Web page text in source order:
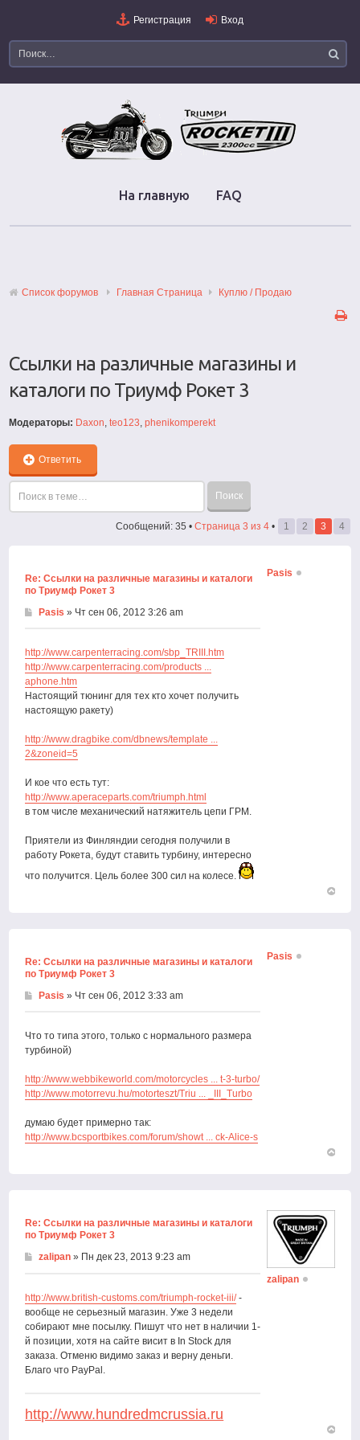
Регистрация Вход
На главную FAQ
Список форумов Главная Страница Куплю / Продаю
Ссылки на различные магазины и
каталоги по Триумф Рокет 3
Модераторы: Daxon,teo123,phenikomperekt
Ответить
Сообщений: 35 • Страница 3 из 4• 1 2 3 4
Re: Ссылки на различные магазины и каталоги
по Триумф Рокет 3
Pasis » Чт сен 06, 2012 3:26 am
http://www.carpenterracing.com/sbp_TRIII.htm
http://www.carpenterracing.com/products ...
aphone.htm
Настоящий тюнинг для тех кто хочет получить
настоящую ракету)
http://www.dragbike.com/dbnews/template ...
2&zoneid=5
И кое что есть тут:
http://www.aperaceparts.com/triumph.html
в том числе механический натяжитель цепи ГРМ.
Приятели из Финляндии сегодня получили в
работу Рокета, будут ставить турбину, интересно
что получится. Цель более 300 сил на колесе.
Pasis
Re: Ссылки на различные магазины и каталоги
по Триумф Рокет 3
Pasis » Чт сен 06, 2012 3:33 am
Что то типа этого, только с нормального размера
турбиной)
http://www.webbikeworld.com/motorcycles ... t-3-turbo/
http://www.motorrevu.hu/motorteszt/Triu ... _III_Turbo
думаю будет примерно так:
http://www.bcsportbikes.com/forum/showt ... ck-Alice-s
Pasis
Re: Ссылки на различные магазины и каталоги
по Триумф Рокет 3
zalipan » Пн дек 23, 2013 9:23 am
http://www.british-customs.com/triumph-rocket-iii/-
вообще не серьезный магазин. Уже 3 недели
собирают мне посылку. Пишут что нет в наличии 1-
й позиции, хотя на сайте висит в In Stock для
заказа. Отменю видимо заказ и верну деньги.
Благо что PayPal.
http://www.hundredmcrussia.ru
zalipan